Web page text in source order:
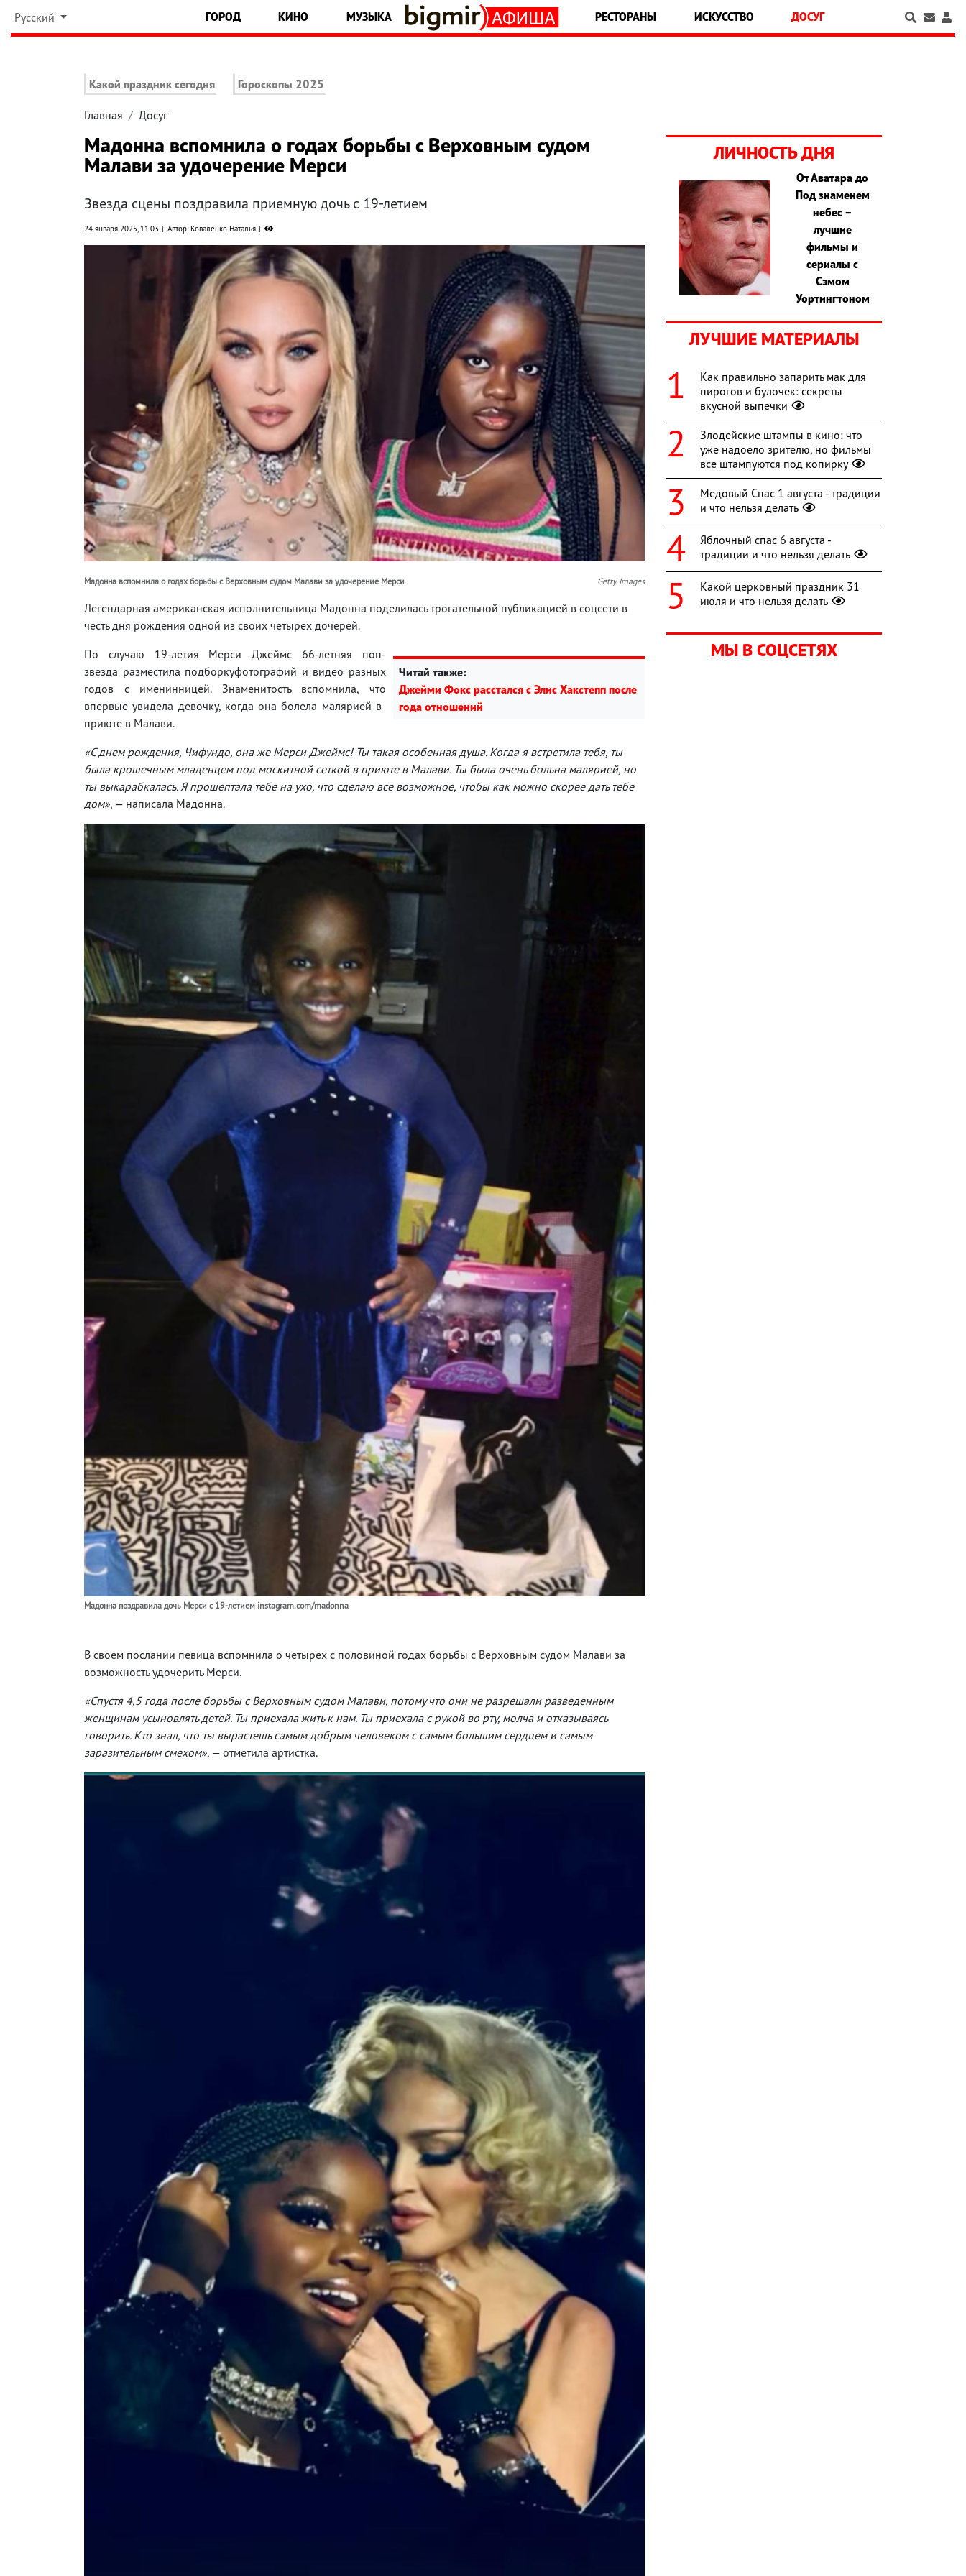
Русский ГОРОД КИНО МУЗЫКА РЕСТОРАНЫ ИСКУССТВО ДОСУГ
Какой праздник сегодня Гороскопы 2025
Главная Досуг
Мадонна вспомнила о годах борьбы с Верховным судом
Малави за удочерение Мерси
Звезда сцены поздравила приемную дочь с 19-летием
24 января 2025, 11:03 Автор: Коваленко Наталья
Мадонна вспомнила о годах борьбы с Верховным судом Малави за удочерение Мерси Getty Images
Легендарная американская исполнительница Мадонна поделилась трогательной публикацией в соцсети в
честь дня рождения одной из своих четырех дочерей.
Читай также:
Джейми Фокс расстался с Элис Хакстепп после
года отношений
По случаю 19-летия Мерси Джеймс 66-летняя поп-
звезда разместила подборкуфотографий и видео разных
годов с именинницей. Знаменитость вспомнила, что
впервые увидела девочку, когда она болела малярией в ​​
приюте в Малави.
«С днем ​​рождения, Чифундо, она же Мерси Джеймс! Ты такая особенная душа. Когда я встретила тебя, ты
была крошечным младенцем под москитной сеткой в ​​приюте в Малави. Ты была очень больна малярией, но
ты выкарабкалась. Я прошептала тебе на ухо, что сделаю все возможное, чтобы как можно скорее дать тебе
дом», — написала Мадонна.
Мадонна поздравила дочь Мерси с 19-летием instagram.com/madonna
В своем послании певица вспомнила о четырех с половиной годах борьбы с Верховным судом Малави за
возможность удочерить Мерси.
«Спустя 4,5 года после борьбы с Верховным судом Малави, потому что они не разрешали разведенным
женщинам усыновлять детей. Ты приехала жить к нам. Ты приехала с рукой во рту, молча и отказываясь
говорить. Кто знал, что ты вырастешь самым добрым человеком с самым большим сердцем и самым
заразительным смехом», — отметила артистка.
ЛИЧНОСТЬ ДНЯ
От Аватара до
Под знаменем
небес –
лучшие
фильмы и
сериалы с
Сэмом
Уортингтоном
ЛУЧШИЕ МАТЕРИАЛЫ
Как правильно запарить мак для
пирогов и булочек: секреты
вкусной выпечки
Злодейские штампы в кино: что
уже надоело зрителю, но фильмы
все штампуются под копирку
Медовый Спас 1 августа - традиции
и что нельзя делать
Яблочный спас 6 августа -
традиции и что нельзя делать
Какой церковный праздник 31
июля и что нельзя делать
МЫ В СОЦСЕТЯХ